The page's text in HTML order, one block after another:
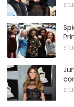
STER
STER
STER